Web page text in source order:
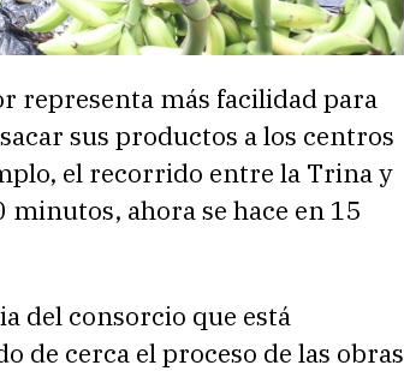
representa más facilidad para
sus productos a los centros
el recorrido entre la Trina y
minutos, ahora se hace en 15
del consorcio que está
de cerca el proceso de las obras